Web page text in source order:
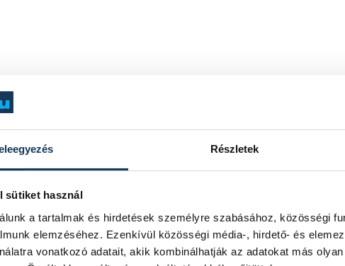
Részletek
sütiket használ
a tartalmak és hirdetések személyre szabásához, közösségi
elemzéséhez. Ezenkívül közösségi média-, hirdető- és
vonatkozó adatait, akik kombinálhatják az adatokat más